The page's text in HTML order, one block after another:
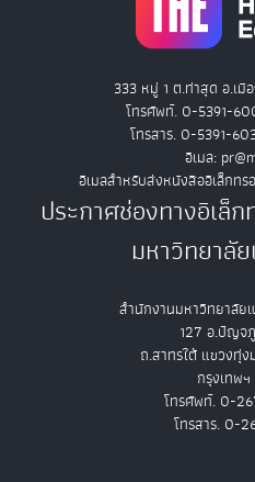
333 หมู่ 1 ต.ท่าสุด อ.เมื
โทรศัพท์. 0-5391-
โทรสาร. 0-5391-
อีเมล:
อีเมลสำหรับส่งหนังสืออิเล็กท
ประกาศช่องทางอิเล็
มหาวิทยาลั
สำนักงานมหาวิทยาลัย
127 อ.ปัญจ
ถ.สาทรใต้ แขวงทุ่ง
กรุงเทพ
โทรศัพท์. 0-
โทรสาร. 0-